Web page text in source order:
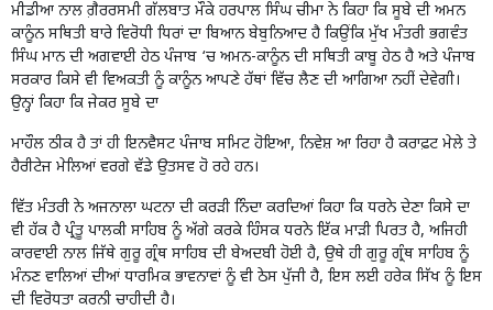
ਮੀਡੀਆ ਨਾਲ ਗ਼ੈਰਰਸਮੀ ਗੱਲਬਾਤ ਮੌਕੇ ਹਰਪਾਲ ਸਿੰਘ ਚੀਮਾ ਨੇ ਕਿਹਾ ਕਿ ਸੂਬੇ ਦੀ ਅਮਨ
ਕਾਨੂੰਨ ਸਥਿਤੀ ਬਾਰੇ ਵਿਰੋਧੀ ਧਿਰਾਂ ਦਾ ਬਿਆਨ ਬੇਬੁਨਿਆਦ ਹੈ ਕਿਉਂਕਿ ਮੁੱਖ ਮੰਤਰੀ ਭਗਵੰਤ
ਸਿੰਘ ਮਾਨ ਦੀ ਅਗਵਾਈ ਹੇਠ ਪੰਜਾਬ ‘ਚ ਅਮਨ-ਕਾਨੂੰਨ ਦੀ ਸਥਿਤੀ ਕਾਬੂ ਹੇਠ ਹੈ ਅਤੇ ਪੰਜਾਬ
ਸਰਕਾਰ ਕਿਸੇ ਵੀ ਵਿਅਕਤੀ ਨੂੰ ਕਾਨੂੰਨ ਆਪਣੇ ਹੱਥਾਂ ਵਿੱਚ ਲੈਣ ਦੀ ਆਗਿਆ ਨਹੀਂ ਦੇਵੇਗੀ।
ਉਨ੍ਹਾਂ ਕਿਹਾ ਕਿ ਜੇਕਰ ਸੂਬੇ ਦਾ
ਮਾਹੌਲ ਠੀਕ ਹੈ ਤਾਂ ਹੀ ਇਨਵੈਸਟ ਪੰਜਾਬ ਸਮਿਟ ਹੋਇਆ, ਨਿਵੇਸ਼ ਆ ਰਿਹਾ ਹੈ ਕਰਾਫ਼ਟ ਮੇਲੇ ਤੇ
ਹੈਰੀਟੇਜ ਮੇਲਿਆਂ ਵਰਗੇ ਵੱਡੇ ਉਤਸਵ ਹੋ ਰਹੇ ਹਨ।
ਵਿੱਤ ਮੰਤਰੀ ਨੇ ਅਜਨਾਲਾ ਘਟਨਾ ਦੀ ਕਰੜੀ ਨਿੰਦਾ ਕਰਦਿਆਂ ਕਿਹਾ ਕਿ ਧਰਨੇ ਦੇਣਾ ਕਿਸੇ ਦਾ
ਵੀ ਹੱਕ ਹੈ ਪ੍ਰੰਤੂ ਪਾਲਕੀ ਸਾਹਿਬ ਨੂੰ ਅੱਗੇ ਕਰਕੇ ਹਿੰਸਕ ਧਰਨੇ ਇੱਕ ਮਾੜੀ ਪਿਰਤ ਹੈ, ਅਜਿਹੀ
ਕਾਰਵਾਈ ਨਾਲ ਜਿੱਥੇ ਗੁਰੂ ਗ੍ਰੰਥ ਸਾਹਿਬ ਦੀ ਬੇਅਦਬੀ ਹੋਈ ਹੈ, ਉਥੇ ਹੀ ਗੁਰੂ ਗ੍ਰੰਥ ਸਾਹਿਬ ਨੂੰ
ਮੰਨਣ ਵਾਲਿਆਂ ਦੀਆਂ ਧਾਰਮਿਕ ਭਾਵਨਾਵਾਂ ਨੂੰ ਵੀ ਠੇਸ ਪੁੱਜੀ ਹੈ, ਇਸ ਲਈ ਹਰੇਕ ਸਿੱਖ ਨੂੰ ਇਸ
ਦੀ ਵਿਰੋਧਤਾ ਕਰਨੀ ਚਾਹੀਦੀ ਹੈ।